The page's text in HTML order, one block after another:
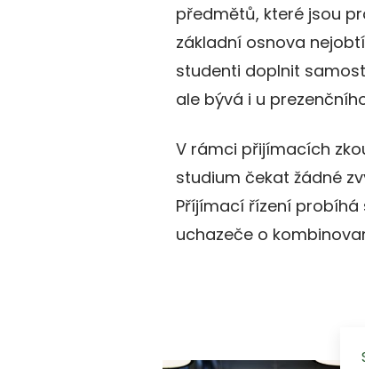
předmětů, které jsou
základní osnova
studenti doplnit
ale bývá i u
V rámci přijímacích
studium čekat žádné
Příjímací řízení
uchazeče o